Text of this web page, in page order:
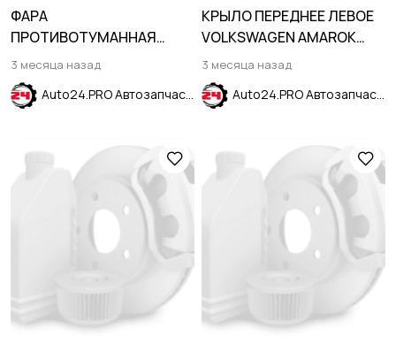
ФАРА
ПРОТИВОТУМАННАЯ
ЛЕВАЯ KIA CERATO / FORTE
2009-2013
3 месяца назад
Auto24.PRO Автозапчасти
КРЫЛО ПЕРЕДНЕЕ ЛЕВОЕ
VOLKSWAGEN AMAROK
2010-2017
3 месяца назад
Auto24.PRO Автозапчасти